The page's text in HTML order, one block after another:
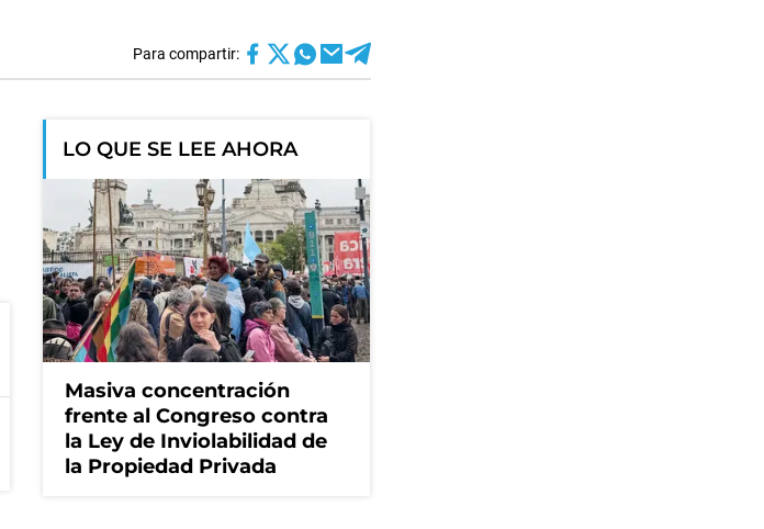
Para compartir:
LO QUE SE LEE AHORA
Masiva concentración
frente al Congreso contra
la Ley de Inviolabilidad de
la Propiedad Privada